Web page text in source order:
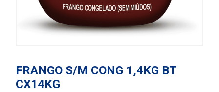
FRANGO S/M CONG 1,4KG BT
CX14KG